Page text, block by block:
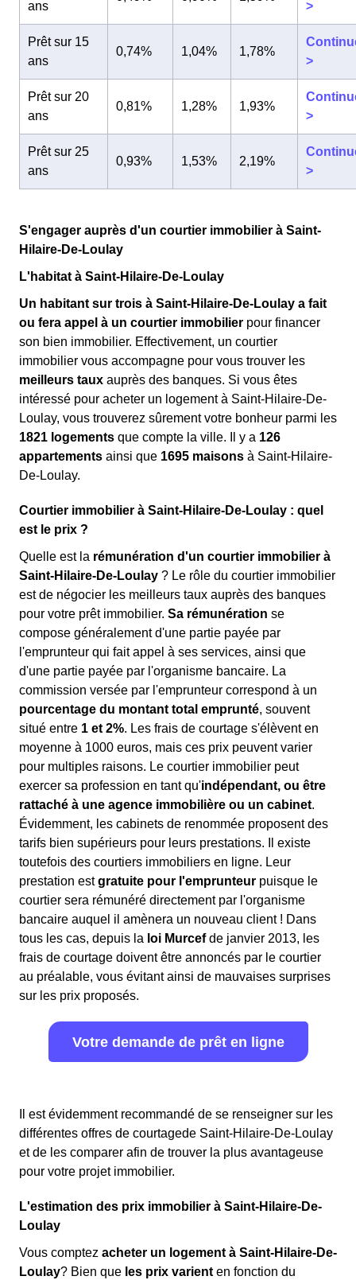
ans >
Prêt sur 15
ans
0,74% 1,04% 1,78%
>
Prêt sur 20
ans
0,81% 1,28% 1,93%
>
Prêt sur 25
ans
0,93% 1,53% 2,19%
>
S'engager auprès d'un courtier immobilier à Saint-
Hilaire-De-Loulay
L'habitat à Saint-Hilaire-De-Loulay
Un habitant sur trois à Saint-Hilaire-De-Loulay a fait
ou fera appel à un courtier immobilier pour financer
son bien immobilier. Effectivement, un courtier
immobilier vous accompagne pour vous trouver les
meilleurs taux auprès des banques. Si vous êtes
intéressé pour acheter un logement à Saint-Hilaire-De-
Loulay, vous trouverez sûrement votre bonheur parmi les
1821 logements que compte la ville. Il y a 126
appartements ainsi que 1695 maisons à Saint-Hilaire-
De-Loulay.
Courtier immobilier à Saint-Hilaire-De-Loulay : quel
est le prix ?
Quelle est la rémunération d'un courtier immobilier à
Saint-Hilaire-De-Loulay ? Le rôle du courtier immobilier
est de négocier les meilleurs taux auprès des banques
pour votre prêt immobilier. Sa rémunération se
compose généralement d'une partie payée par
l'emprunteur qui fait appel à ses services, ainsi que
d'une partie payée par l'organisme bancaire. La
commission versée par l'emprunteur correspond à un
pourcentage du montant total emprunté, souvent
situé entre 1 et 2%. Les frais de courtage s'élèvent en
moyenne à 1000 euros, mais ces prix peuvent varier
pour multiples raisons. Le courtier immobilier peut
exercer sa profession en tant qu'indépendant, ou être
rattaché à une agence immobilière ou un cabinet.
Évidemment, les cabinets de renommée proposent des
tarifs bien supérieurs pour leurs prestations. Il existe
toutefois des courtiers immobiliers en ligne. Leur
prestation estgratuite pour l'emprunteur puisque le
courtier sera rémunéré directement par l'organisme
bancaire auquel il amènera un nouveau client ! Dans
tous les cas, depuis la loi Murcefde janvier 2013, les
frais de courtage doivent être annoncés par le courtier
au préalable, vous évitant ainsi de mauvaises surprises
sur les prix proposés.
Votre demande de prêt en ligne
Il est évidemment recommandé de se renseigner sur les
différentes offres de courtagede Saint-Hilaire-De-Loulay
et de les comparer afin de trouver la plus avantageuse
pour votre projet immobilier.
L'estimation des prix immobilier à Saint-Hilaire-De-
Loulay
Vous comptez acheter un logement à Saint-Hilaire-De-
Loulay? Bien que les prix varient en fonction du